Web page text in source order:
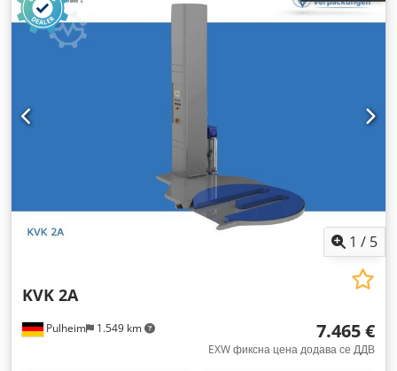
1 / 5
Pulheim 1.549 km
KVK 2A
7.465 €
EXW фиксна цена додава се ДДВ